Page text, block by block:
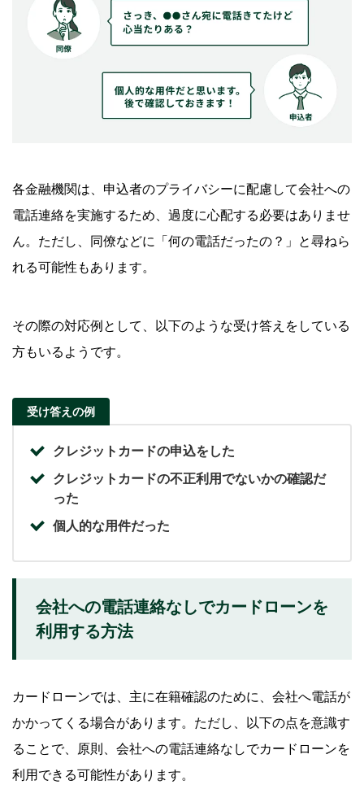
各金融機関は、申込者のプライバシーに配慮して会社への
電話連絡を実施するため、過度に心配する必要はありませ
ん。ただし、同僚などに「何の電話だったの？」と尋ねら
れる可能性もあります。
その際の対応例として、以下のような受け答えをしている
方もいるようです。
受け答えの例
クレジットカードの申込をした
クレジットカードの不正利用でないかの確認だ
った
個人的な用件だった
会社への電話連絡なしでカードローンを
利用する方法
カードローンでは、主に在籍確認のために、会社へ電話が
かかってくる場合があります。ただし、以下の点を意識す
ることで、原則、会社への電話連絡なしでカードローンを
利用できる可能性があります。